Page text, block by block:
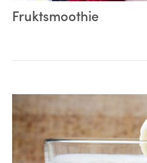
Fruktsmoothie